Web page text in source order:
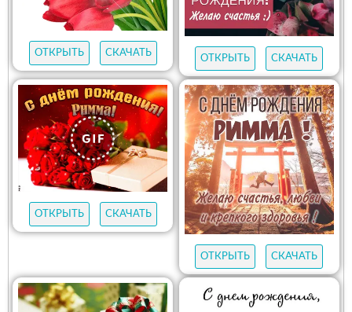
ОТКРЫТЬ СКАЧАТЬ
ОТКРЫТЬ СКАЧАТЬ
ОТКРЫТЬ СКАЧАТЬ
ОТКРЫТЬ СКАЧАТЬ